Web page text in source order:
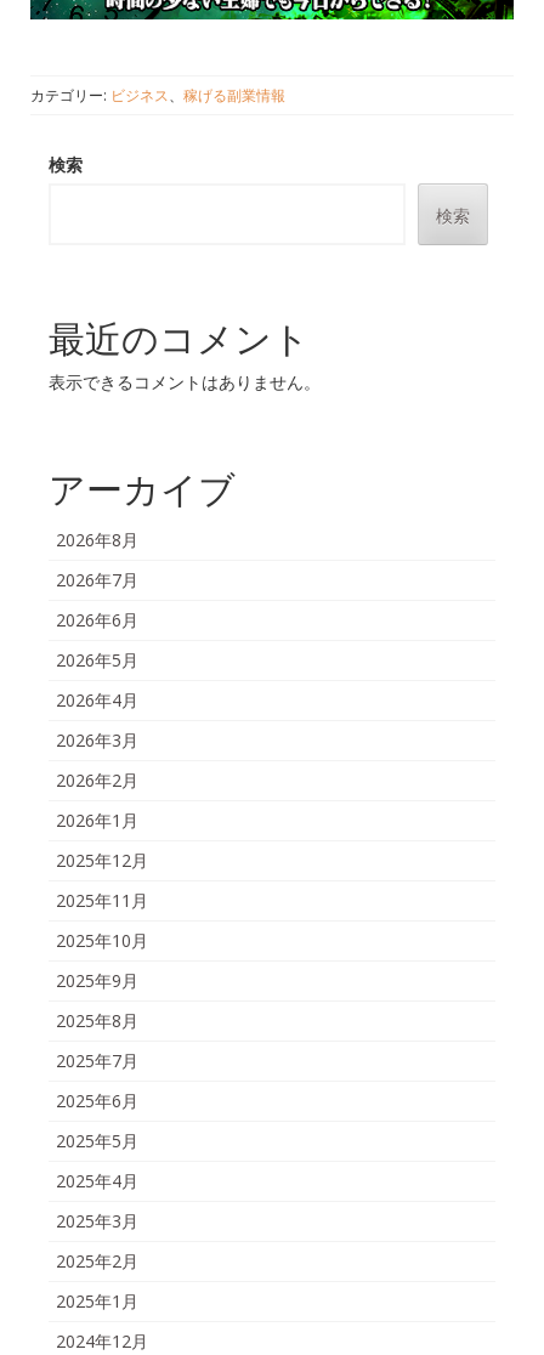
カテゴリー: ビジネス、 稼げる副業情報
検索
検索
最近のコメント
表示できるコメントはありません。
アーカイブ
2026年8月
2026年7月
2026年6月
2026年5月
2026年4月
2026年3月
2026年2月
2026年1月
2025年12月
2025年11月
2025年10月
2025年9月
2025年8月
2025年7月
2025年6月
2025年5月
2025年4月
2025年3月
2025年2月
2025年1月
2024年12月